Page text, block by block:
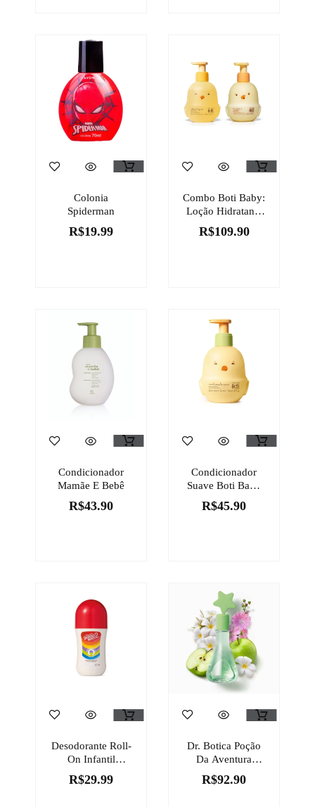
Colonia
Spiderman
R$19.99
Combo Boti Baby:
Loção Hidratante
Banho E Pós-
Banho 200ml +
R$109.90
Condicionador
Mamãe E Bebê
R$43.90
Condicionador
Suave Boti Baby
200ml
R$45.90
Desodorante Roll-
On Infantil
Memórias Sophie
Quasar Next
R$29.99
Dr. Botica Poção
Da Aventura
Colônia Infantil
120ml
R$92.90